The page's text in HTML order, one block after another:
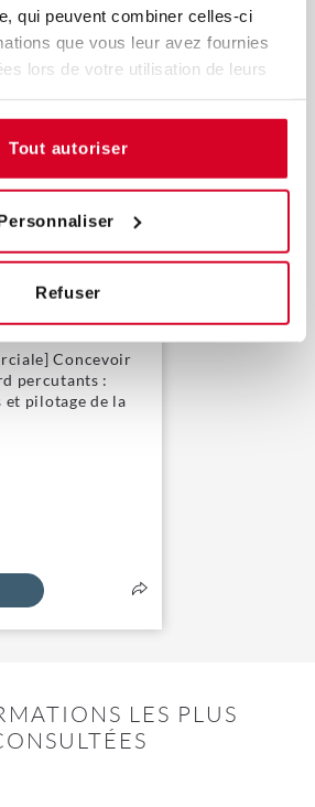
qui peuvent combiner celles-ci
que vous leur avez fournies
lors de votre utilisation de leurs
Tout autoriser
Refuser
Power BI :
et le partage
Concevoir
percutants :
et pilotage de la
LES PLUS